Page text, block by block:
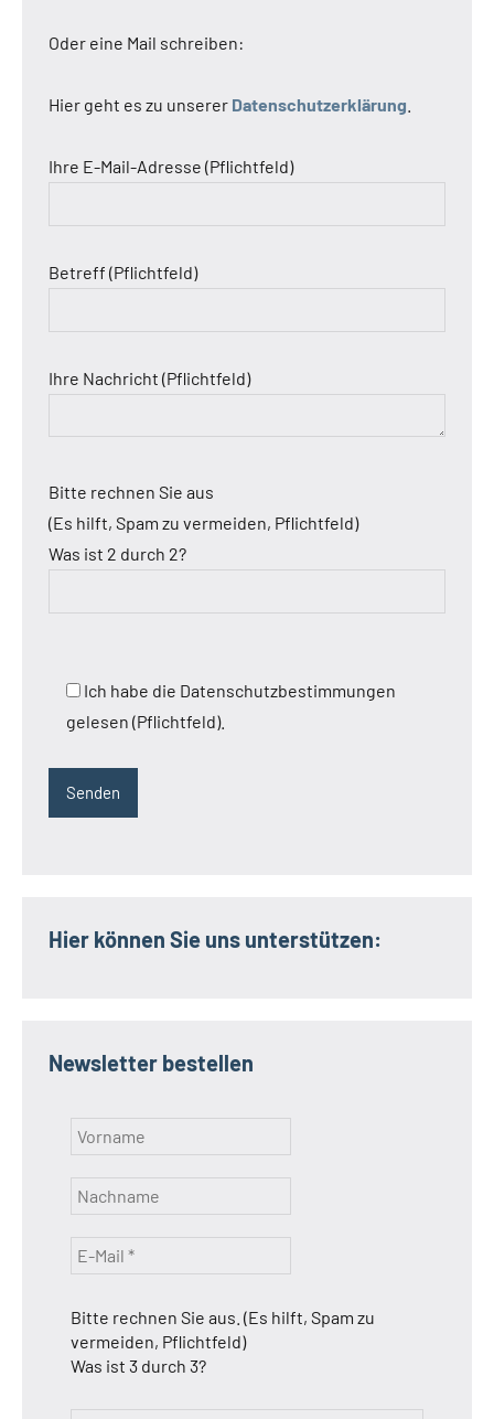
Oder eine Mail schreiben:
Hier geht es zu unserer Datenschutzerklärung
Ihre E-Mail-Adresse (Pflichtfeld)
Betreff (Pflichtfeld)
Ihre Nachricht (Pflichtfeld)
Bitte rechnen Sie aus
(Es hilft, Spam zu vermeiden, Pflichtfeld)
Was ist 2 durch 2?
Ich habe die Datenschutzbestimmungen
gelesen (Pflichtfeld).
Hier können Sie uns unterstützen:
Newsletter bestellen
Bitte rechnen Sie aus. (Es hilft, Spam zu
vermeiden, Pflichtfeld)
Was ist 3 durch 3?